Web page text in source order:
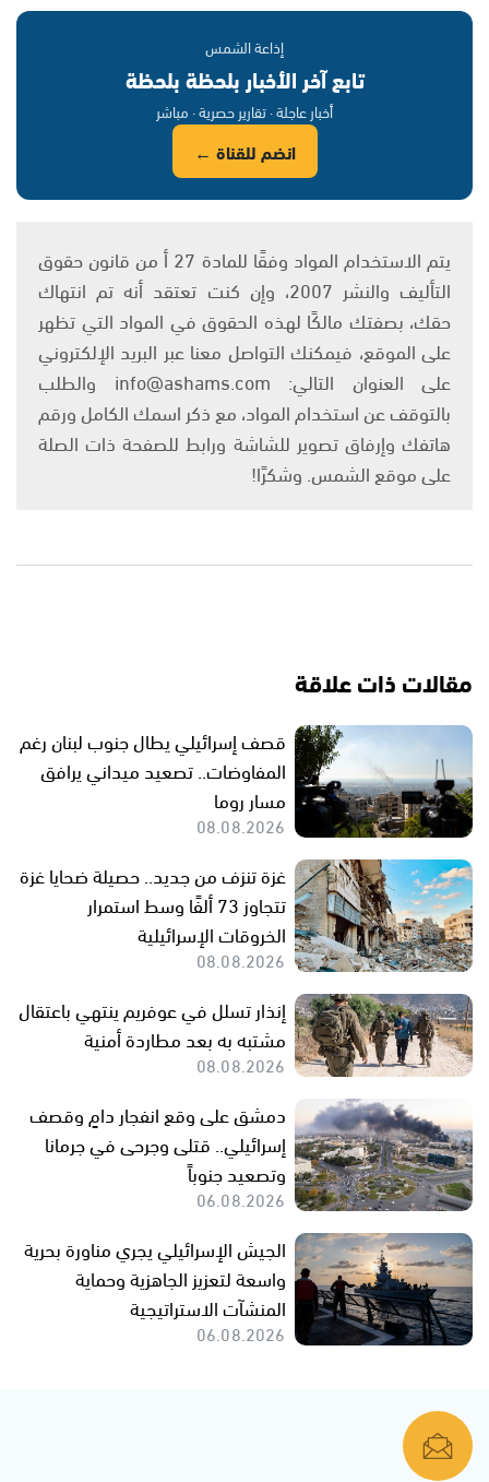
إذاعة الشمس
تابع آخر الأخبار بلحظة بلحظة
أخبار عاجلة · تقارير حصرية · مباشر
انضم للقناة ←
يتم الاستخدام المواد وفقًا للمادة 27 أ من قانون حقوق
التأليف والنشر 2007، وإن كنت تعتقد أنه تم انتهاك
حقك، بصفتك مالكًا لهذه الحقوق في المواد التي تظهر
على الموقع، فيمكنك التواصل معنا عبر البريد الإلكتروني
على العنوان التالي: info@ashams.com والطلب
بالتوقف عن استخدام المواد، مع ذكر اسمك الكامل ورقم
هاتفك وإرفاق تصوير للشاشة ورابط للصفحة ذات الصلة
على موقع الشمس. وشكرًا!
مقالات ذات علاقة
قصف إسرائيلي يطال جنوب لبنان رغم
المفاوضات.. تصعيد ميداني يرافق
مسار روما
08.08.2026
غزة تنزف من جديد.. حصيلة ضحايا غزة
تتجاوز 73 ألفًا وسط استمرار
الخروقات الإسرائيلية
08.08.2026
إنذار تسلل في عوفريم ينتهي باعتقال
مشتبه به بعد مطاردة أمنية
08.08.2026
دمشق على وقع انفجار دامٍ وقصف
إسرائيلي.. قتلى وجرحى في جرمانا
وتصعيد جنوباً
06.08.2026
الجيش الإسرائيلي يجري مناورة بحرية
واسعة لتعزيز الجاهزية وحماية
المنشآت الاستراتيجية
06.08.2026